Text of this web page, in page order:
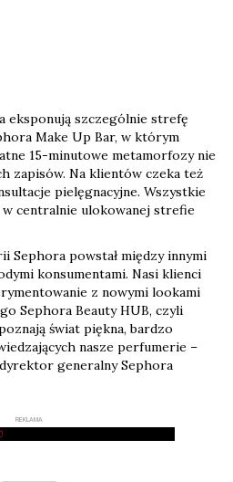
eksponują szczególnie strefę
Make Up Bar, w którym
15-minutowe metamorfozy nie
zapisów. Na klientów czeka też
pielęgnacyjne. Wszystkie
w centralnie ulokowanej strefie
Sephora powstał między innymi
konsumentami. Nasi klienci
z nowymi lookami
Sephora Beauty HUB, czyli
świat piękna, bardzo
nasze perfumerie –
generalny Sephora
REKLAMA